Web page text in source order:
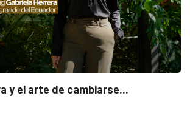
y el arte de cambiarse...